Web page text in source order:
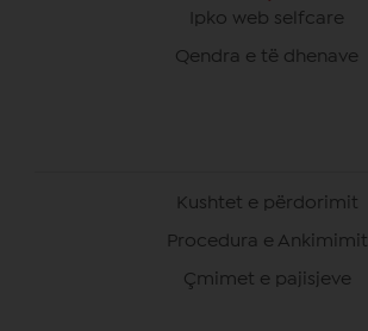
Ipko web selfcare
Qendra e të dhenave
Kushtet e përdorimit
Procedura e Ankimimit
Çmimet e pajisjeve